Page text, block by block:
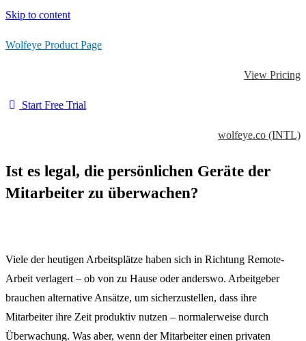
Skip to content
Wolfeye Product Page
View Pricing
Start Free Trial
wolfeye.co (INTL)
Ist es legal, die persönlichen Geräte der
Mitarbeiter zu überwachen?
Viele der heutigen Arbeitsplätze haben sich in Richtung Remote-
Arbeit verlagert – ob von zu Hause oder anderswo. Arbeitgeber
brauchen alternative Ansätze, um sicherzustellen, dass ihre
Mitarbeiter ihre Zeit produktiv nutzen – normalerweise durch
Überwachung. Was aber, wenn der Mitarbeiter einen privaten